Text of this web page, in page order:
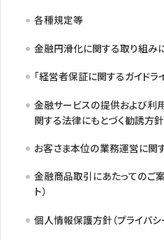
各種規定等
金融円滑化に関する取り組み
「経営者保証に関するガイドラ
金融サービスの提供および利
関する法律にもとづく勧誘方針
お客さま本位の業務運営に関
金融商品取引にあたってのご
ト）
個人情報保護方針（プライバシ